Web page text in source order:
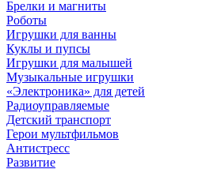
Брелки и магниты
Роботы
Игрушки для ванны
Куклы и пупсы
Игрушки для малышей
Музыкальные игрушки
«Электроника» для детей
Радиоуправляемые
Детский транспорт
Герои мультфильмов
Антистресс
Развитие